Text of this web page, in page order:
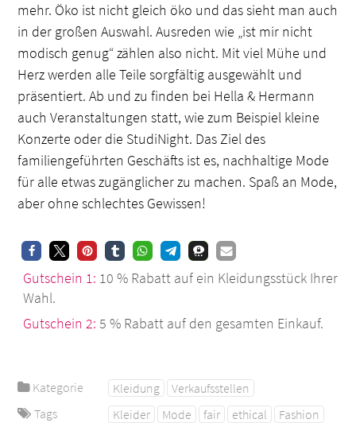
mehr. Öko ist nicht gleich öko und das sieht man auch
in der großen Auswahl. Ausreden wie „ist mir nicht
modisch genug“ zählen also nicht. Mit viel Mühe und
Herz werden alle Teile sorgfältig ausgewählt und
präsentiert. Ab und zu finden bei Hella & Hermann
auch Veranstaltungen statt, wie zum Beispiel kleine
Konzerte oder die StudiNight. Das Ziel des
familiengeführten Geschäfts ist es, nachhaltige Mode
für alle etwas zugänglicher zu machen. Spaß an Mode,
aber ohne schlechtes Gewissen!
Gutschein 1: 10 % Rabatt auf ein Kleidungsstück Ihrer
Wahl.
Gutschein 2:5 % Rabatt auf den gesamten Einkauf.
Kategorie Kleidung
Verkaufsstellen
Tags
Kleider Mode fair ethical
Fashion